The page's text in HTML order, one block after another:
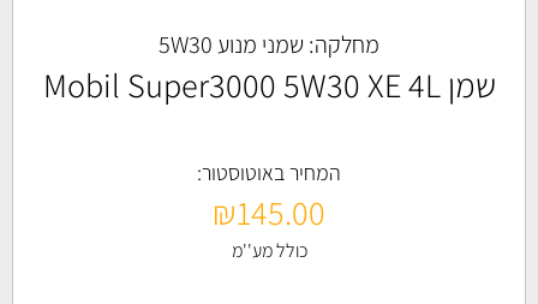
מחלקה: שמני מנוע 5W30
שמן Mobil Super3000 5W30 XE 4L
המחיר באוטוסטור:
₪145.00
כולל מע''מ